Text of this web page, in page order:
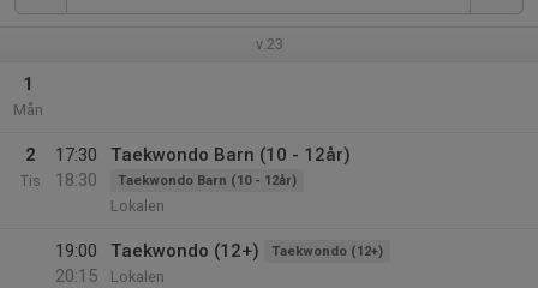
v.23
1
Mån
2
Tis
17:30
18:30
Taekwondo Barn (10 - 12år)
Taekwondo Barn (10 - 12år)
Lokalen
19:00
20:15
Taekwondo (12+) Taekwondo (12+)
Lokalen